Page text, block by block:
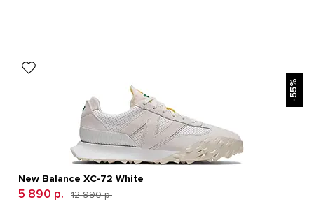
-55%
New Balance XC-72 White
5 890 р.
12 990 р.